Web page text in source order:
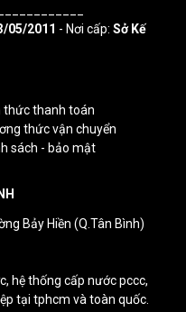
05/2011 - Nơi cấp: Sở Kế
thức thanh toán
thức vận chuyển
sách - bảo mật
Bảy Hiền (Q.Tân Bình)
hệ thống cấp nước pccc,
tại tphcm và toàn quốc.